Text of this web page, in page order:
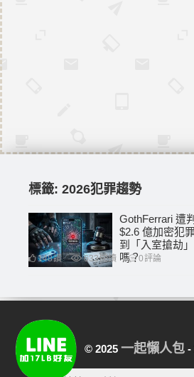
標籤: 2026犯罪趨勢
GothFerrari 遭
$2.6 億加密犯
到「入室搶劫
嗎？
148讚 633閱讀 0評論
© 2025 一起懶人包 -